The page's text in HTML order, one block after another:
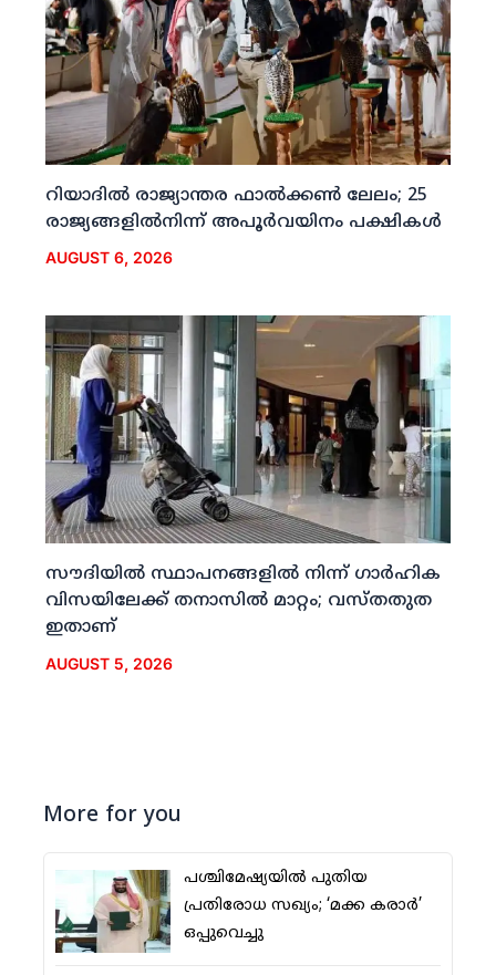
റിയാദില്‍ രാജ്യാന്തര ഫാല്‍ക്കണ്‍ ലേലം; 25
രാജ്യങ്ങളില്‍നിന്ന് അപൂര്‍വയിനം പക്ഷികള്‍
AUGUST 6, 2026
സൗദിയില്‍ സ്ഥാപനങ്ങളില്‍ നിന്ന് ഗാര്‍ഹിക
വിസയിലേക്ക് തനാസില്‍ മാറ്റം; വസ്തതുത
ഇതാണ്
AUGUST 5, 2026
More for you
പശ്ചിമേഷ്യയില്‍ പുതിയ
പ്രതിരോധ സഖ്യം; ‘മക്ക കരാര്‍’
ഒപ്പുവെച്ചു